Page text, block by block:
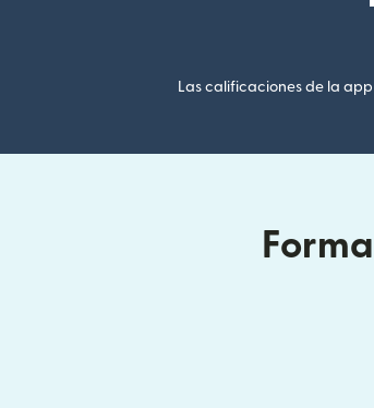
Las calificaciones de la